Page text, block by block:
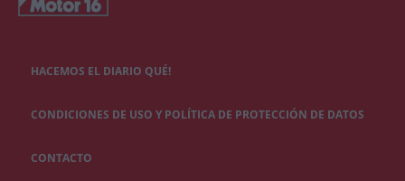
HACEMOS EL DIARIO QUÉ!
CONDICIONES DE USO Y POLÍTICA DE PROTECCIÓN DE DATOS
CONTACTO